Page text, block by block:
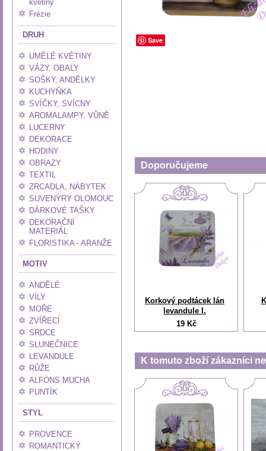
květiny
Frézie
DRUH
UMĚLÉ KVĚTINY
VÁZY, OBALY
SOŠKY, ANDĚLKY
KUCHYŇKA
SVÍČKY, SVÍCNY
AROMALAMPY, VŮNĚ
LUCERNY
DEKORACE
HODINY
OBRAZY
TEXTIL
ZRCADLA, NÁBYTEK
SUVENÝRY OLOMOUC
DÁRKOVÉ TAŠKY
DEKORAČNÍ
MATERIÁL
FLORISTIKA - ARANŽE
MOTIV
ANDĚLÉ
VÍLY
MOŘE
ZVÍŘECÍ
SRDCE
SLUNEČNICE
LEVANDULE
RŮŽE
ALFONS MUCHA
PUNTÍK
STYL
PROVENCE
ROMANTICKÝ
Save
Doporučujeme
Korkový podtácek lán
levandule I.
19 Kč
K tomuto zboží zákazníci